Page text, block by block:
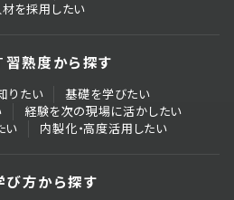
材を採用したい
熟度から探す
りたい
基礎を学びたい
経験を次の現場に活かしたい
い
内製化・高度活用したい
び方から探す